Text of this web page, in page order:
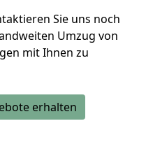
Sie uns noch
Umzug von
mit Ihnen zu
erhalten